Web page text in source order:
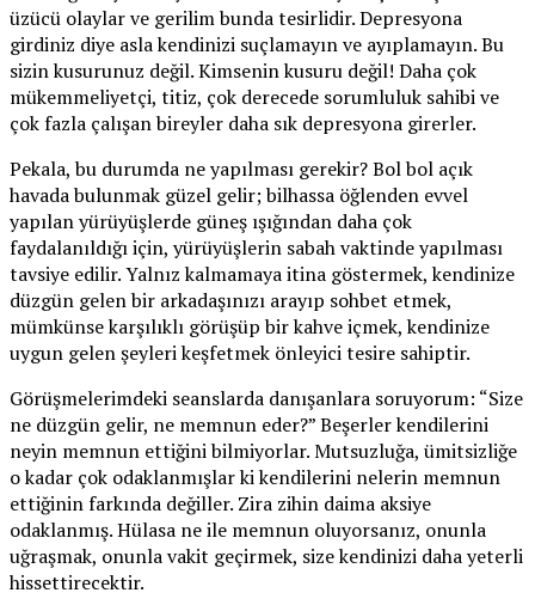
üzücü olaylar ve gerilim bunda tesirlidir. Depresyona
girdiniz diye asla kendinizi suçlamayın ve ayıplamayın. Bu
sizin kusurunuz değil. Kimsenin kusuru değil! Daha çok
mükemmeliyetçi, titiz, çok derecede sorumluluk sahibi ve
çok fazla çalışan bireyler daha sık depresyona girerler.
Pekala, bu durumda ne yapılması gerekir? Bol bol açık
havada bulunmak güzel gelir; bilhassa öğlenden evvel
yapılan yürüyüşlerde güneş ışığından daha çok
faydalanıldığı için, yürüyüşlerin sabah vaktinde yapılması
tavsiye edilir. Yalnız kalmamaya itina göstermek, kendinize
düzgün gelen bir arkadaşınızı arayıp sohbet etmek,
mümkünse karşılıklı görüşüp bir kahve içmek, kendinize
uygun gelen şeyleri keşfetmek önleyici tesire sahiptir.
Görüşmelerimdeki seanslarda danışanlara soruyorum: “Size
ne düzgün gelir, ne memnun eder?” Beşerler kendilerini
neyin memnun ettiğini bilmiyorlar. Mutsuzluğa, ümitsizliğe
o kadar çok odaklanmışlar ki kendilerini nelerin memnun
ettiğinin farkında değiller. Zira zihin daima aksiye
odaklanmış. Hülasa ne ile memnun oluyorsanız, onunla
uğraşmak, onunla vakit geçirmek, size kendinizi daha yeterli
hissettirecektir.